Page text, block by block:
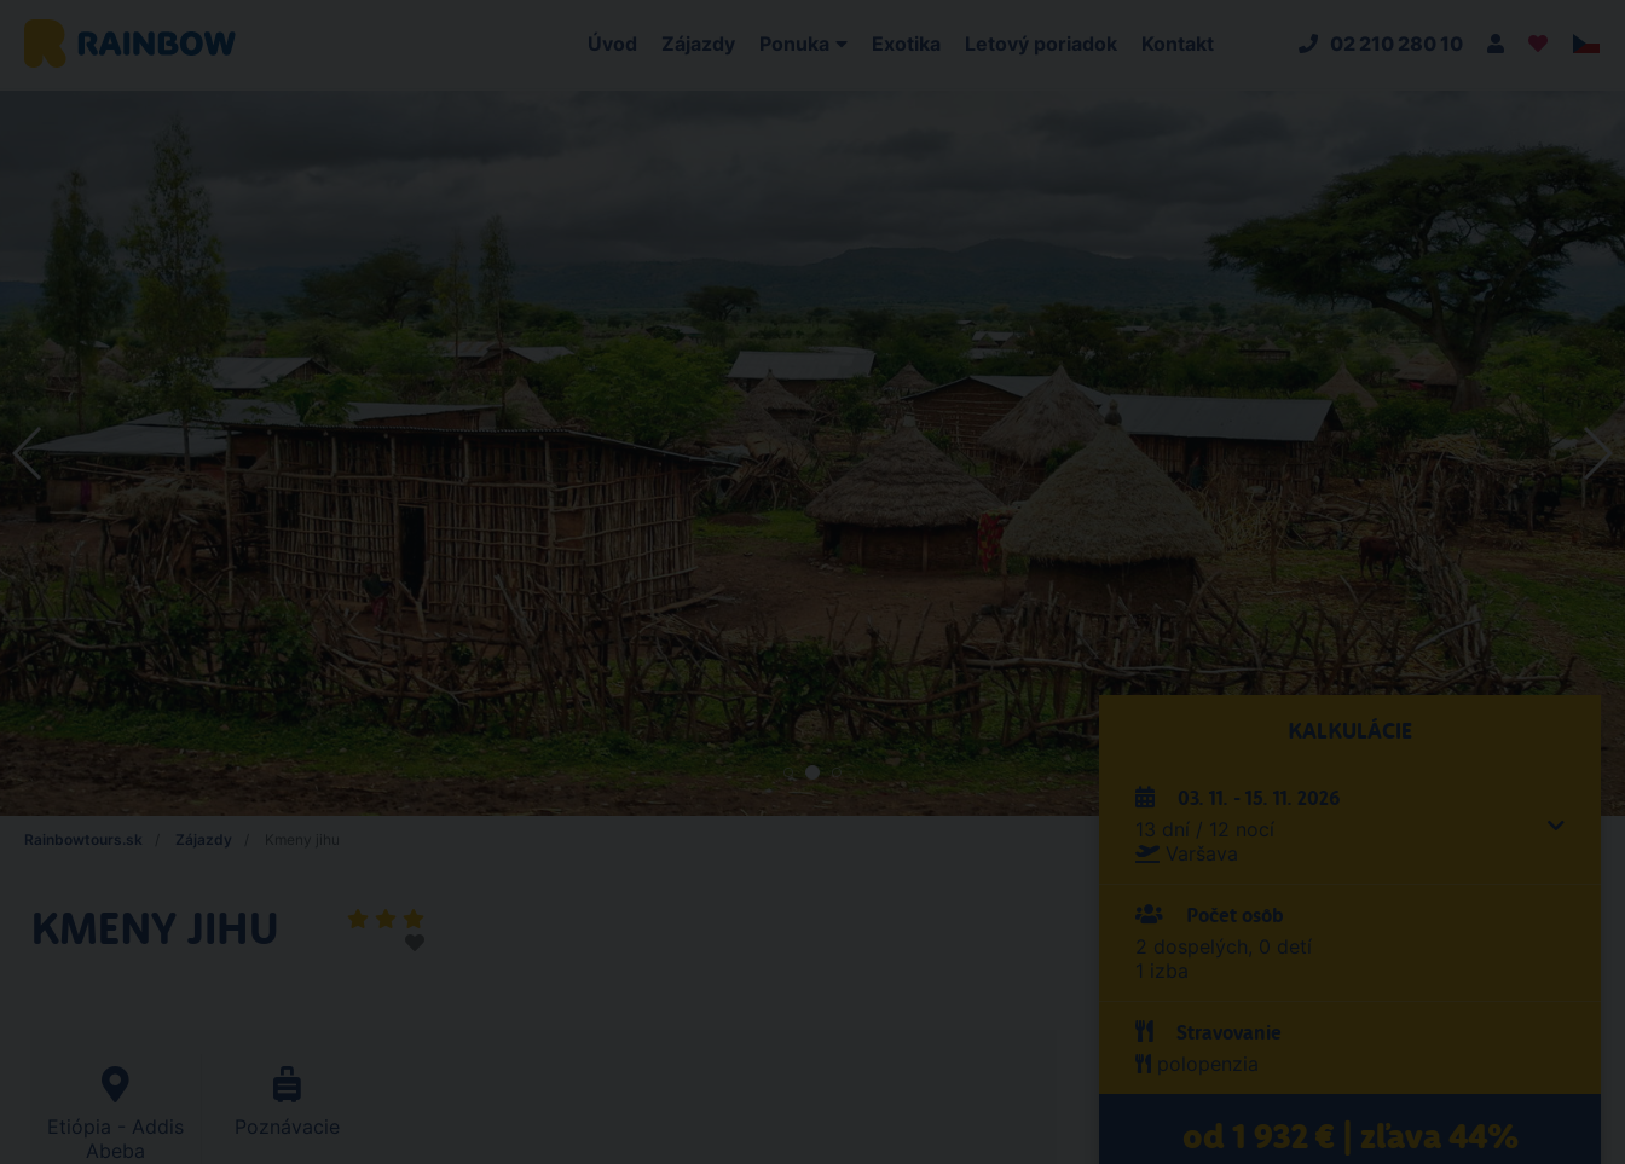
Úvod Zájazdy Ponuka Exotika Letový poriadok Kontakt 02 210 280 10
Rainbowtours.sk Zájazdy
KMENY JIHU
Etiópia - Addis
Abeba
Poznávacie
KALKULÁCIE
03. 11. - 15. 11. 2026
13 dní / 12 nocí
Varšava
Počet osôb
2 dospelých, 0 detí
1 izba
Stravovanie
polopenzia
od 1 932 € | zľava 44%